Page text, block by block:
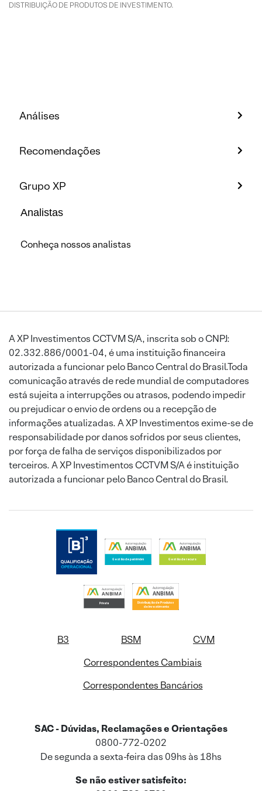
DISTRIBUIÇÃO DE PRODUTOS DE INVESTIMENTO.
Análises
Recomendações
Grupo XP
Analistas
Conheça nossos analistas
A XP Investimentos CCTVM S/A, inscrita sob o CNPJ:
02.332.886/0001-04, é uma instituição financeira
autorizada a funcionar pelo Banco Central do Brasil.Toda
comunicação através de rede mundial de computadores
está sujeita a interrupções ou atrasos, podendo impedir
ou prejudicar o envio de ordens ou a recepção de
informações atualizadas. A XP Investimentos exime-se de
responsabilidade por danos sofridos por seus clientes,
por força de falha de serviços disponibilizados por
terceiros. A XP Investimentos CCTVM S/A é instituição
autorizada a funcionar pelo Banco Central do Brasil.
B3 BSM
CVM
Correspondentes Cambiais
Correspondentes Bancários
SAC - Dúvidas, Reclamações e Orientações
0800-772-0202
De segunda a sexta-feira das 09hs às 18hs
Se não estiver satisfeito: